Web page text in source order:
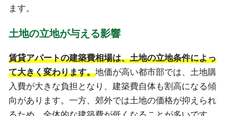
ます。
土地の立地が与える影響
賃貸アパートの建築費相場は、土地の立地条件によっ
て大きく変わります。地価が高い都市部では、土地購
入費が大きな負担となり、建築費自体も割高になる傾
向があります。一方、郊外では土地の価格が抑えられ